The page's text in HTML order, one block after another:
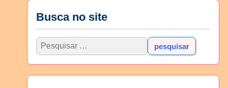
Busca no site